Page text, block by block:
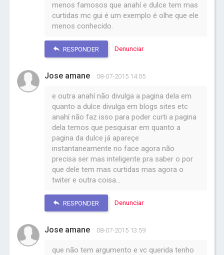
menos famosos que anahí e dulce tem mas
curtidas mc gui é um exemplo é olhe que ele
menos conhecido.
RESPONDER Denunciar
Jose amane 08-07-2015 14:05
e outra anahí não divulga a pagina dela em
quanto a dulce divulga em blogs sites etc
anahí não faz isso para poder curti a pagina
dela temos que pesquisar em quanto a
pagina da dulce já apareçe
instantaneamente no face agora não
precisa ser mas inteligente pra saber o por
que dele tem mas curtidas mas agora o
twiter e outra coisa...
RESPONDER Denunciar
Jose amane 08-07-2015 13:59
que não tem argumento e vc querida tenho